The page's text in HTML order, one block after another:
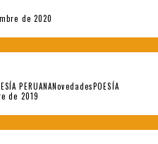
de 2020
PERUANANovedadesPOESÍA
de 2019